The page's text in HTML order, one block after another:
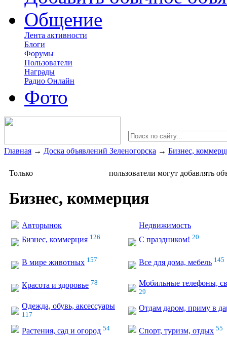
Общение
Лента активности
Блоги
Форумы
Пользователи
Награды
Радио Онлайн
Фото
Главная → Доска объявлений Зеленогорска → Бизнес,
Только пользователи могут добавлять
Бизнес, коммерция
Авторынок
Недвижимость
Бизнес, коммерция 126 С праздником! 20
В мире животных 157 Все для дома, мебель 145
Красота и здоровье 78 Мобильные телефоны,
29
Одежда, обувь, аксессуары
117
Отдам даром, приму в
Растения, сад и огород 54 Спорт, туризм, отдых 55